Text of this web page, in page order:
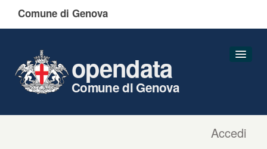
Comune di Genova
Accedi
opendata
Comune di Genova